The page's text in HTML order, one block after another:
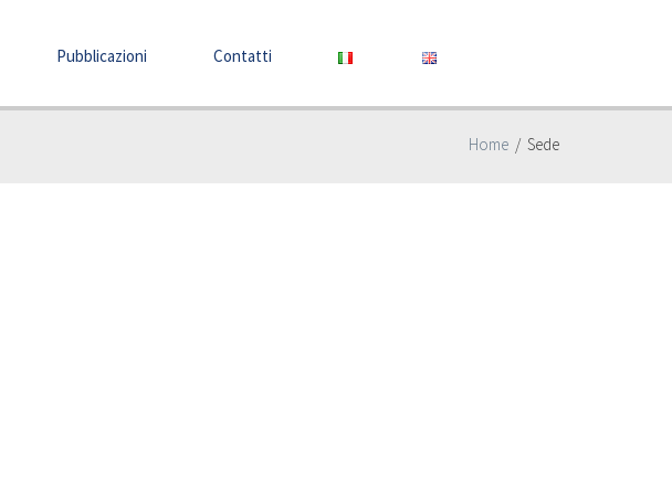
Pubblicazioni Contatti
Home / Sede